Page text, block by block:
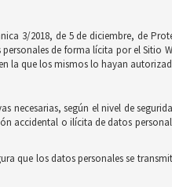
3/2018, de 5 de diciembre, de
de forma lícita por el Sitio
la que los mismos lo hayan
necesarias, según el nivel de
accidental o ilícita de datos
que los datos personales se